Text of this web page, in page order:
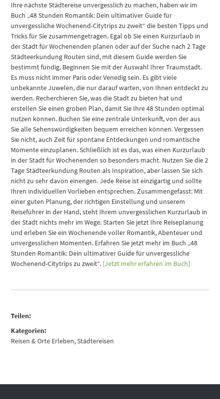
Ihre nächste Städtereise unvergesslich zu machen, haben wir im
Buch „48 Stunden Romantik: Dein ultimativer Guide für
unvergessliche Wochenend-Citytrips zu zweit“ die besten Tipps und
Tricks für Sie zusammengetragen. Egal ob Sie einen Kurzurlaub in
der Stadt für Wochenenden planen oder auf der Suche nach 2 Tage
Städteerkundung Routen sind, mit diesem Guide werden Sie
bestimmt fündig. Beginnen Sie mit der Auswahl Ihrer Traumstadt.
Es muss nicht immer Paris oder Venedig sein. Es gibt viele
unbekannte Juwelen, die nur darauf warten, von Ihnen entdeckt zu
werden. Recherchieren Sie, was die Stadt zu bieten hat und
erstellen Sie einen groben Plan, damit Sie Ihre 48 Stunden optimal
nutzen können. Buchen Sie eine zentrale Unterkunft, von der aus
Sie alle Sehenswürdigkeiten bequem erreichen können. Vergessen
Sie nicht, auch Zeit für spontane Entdeckungen und romantische
Momente einzuplanen. Schließlich ist es das, was einen Kurzurlaub
in der Stadt für Wochenenden so besonders macht. Nutzen Sie die 2
Tage Städteerkundung Routen als Inspiration, aber lassen Sie sich
nicht zu sehr davon einengen. Jede Reise ist einzigartig und sollte
Ihren individuellen Vorlieben entsprechen. Zusammengefasst: Mit
einer guten Planung, der richtigen Einstellung und unserem
Reiseführer in der Hand, steht Ihrem unvergesslichen Kurzurlaub in
der Stadt nichts mehr im Wege. Starten Sie jetzt Ihre Reiseplanung
und erleben Sie ein Wochenende voller Romantik, Abenteuer und
unvergesslichen Momenten. Erfahren Sie jetzt mehr im Buch „48
Stunden Romantik: Dein ultimativer Guide für unvergessliche
Wochenend-Citytrips zu zweit“. [Jetzt mehr erfahren im Buch]
Teilen:
Kategorien:
Reisen & Orte Erleben,Städtereisen